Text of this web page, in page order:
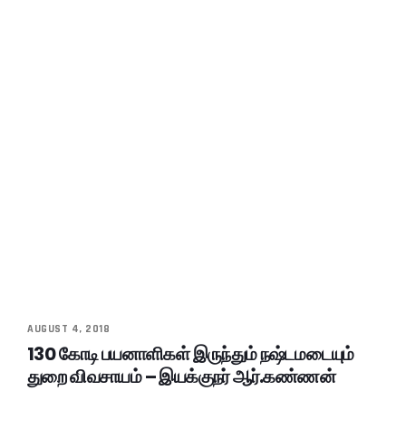
AUGUST 4, 2018
130 கோடி பயனாளிகள் இருந்தும் நஷ்டமடையும்
துறை விவசாயம் – இயக்குநர் ஆர்.கண்ணன்